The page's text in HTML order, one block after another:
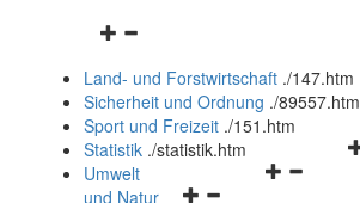
Navigationsmenü
und
schließen
Land- und Forstwirtschaft ./147.htm
Sicherheit und Ordnung ./89557.htm
Sport und Freizeit ./151.htm
Statistik ./statistik.htm
Navigationsmenü
Umwelt
und Natur